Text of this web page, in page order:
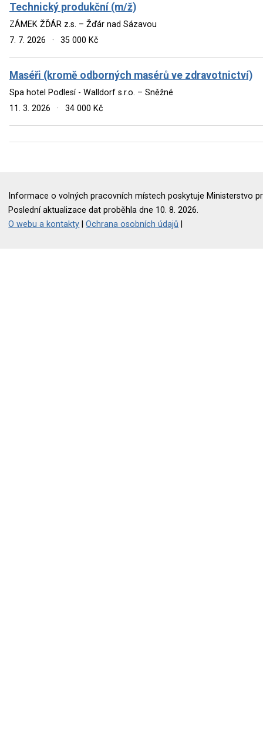
Technický produkční (m/ž)
ZÁMEK ŽĎÁR z.s. – Žďár nad Sázavou
7. 7. 2026
· 35 000 Kč
Maséři (kromě odborných masérů ve zdravotnictví)
Spa hotel Podlesí - Walldorf s.r.o. – Sněžné
11. 3. 2026
· 34 000 Kč
Informace o volných pracovních místech poskytuje Ministerstvo
Poslední aktualizace dat proběhla dne 10. 8. 2026.
O webu a kontakty |Ochrana osobních údajů